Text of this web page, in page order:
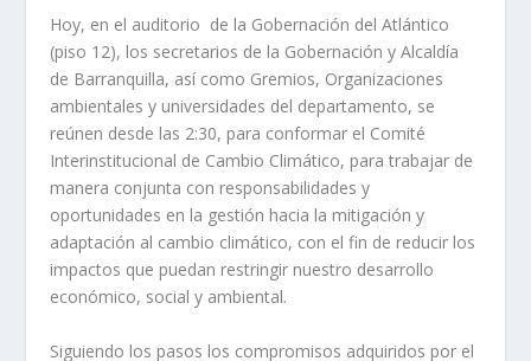
Hoy, en el auditorio de la Gobernación del Atlántico
(piso 12), los secretarios de la Gobernación y Alcaldía
de Barranquilla, así como Gremios, Organizaciones
ambientales y universidades del departamento, se
reúnen desde las 2:30, para conformar el Comité
Interinstitucional de Cambio Climático, para trabajar de
manera conjunta con responsabilidades y
oportunidades en la gestión hacia la mitigación y
adaptación al cambio climático, con el fin de reducir los
impactos que puedan restringir nuestro desarrollo
económico, social y ambiental.
Siguiendo los pasos los compromisos adquiridos por el